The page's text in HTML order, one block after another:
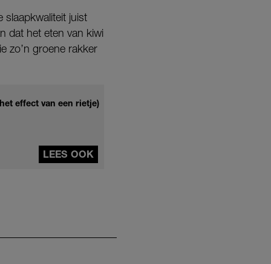
slaapkwaliteit juist
dat het eten van kiwi
zo’n groene rakker
effect van een rietje)
LEES OOK